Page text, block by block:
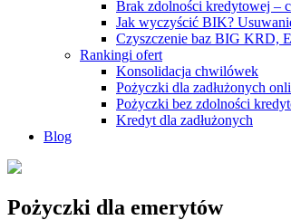
Brak zdolności kredytowej –
Jak wyczyścić BIK?
Czyszczenie baz BIG KRD,
Rankingi ofert
Konsolidacja chwilówek
Pożyczki dla zadłużonych
Pożyczki bez zdolności
Kredyt dla zadłużonych
Blog
Pożyczki dla emerytów